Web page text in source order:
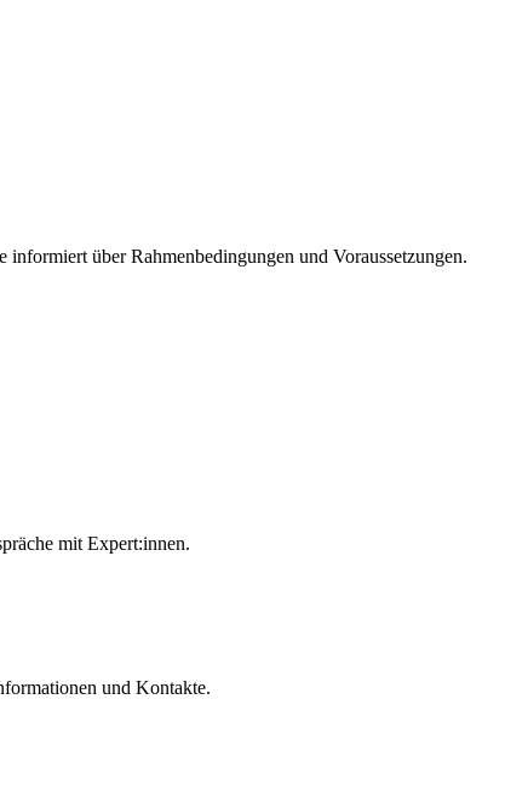
über Rahmenbedingungen und Voraussetzungen.
mit Expert:innen.
und Kontakte.